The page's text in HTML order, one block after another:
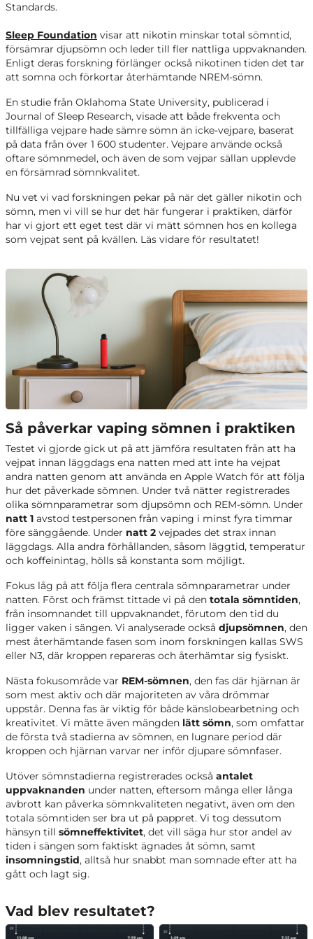
Standards.
Sleep Foundation visar att nikotin minskar total sömntid,
försämrar djupsömn och leder till fler nattliga uppvaknanden.
Enligt deras forskning förlänger också nikotinen tiden det tar
att somna och förkortar återhämtande NREM-sömn.
En studie från Oklahoma State University, publicerad i
Journal of Sleep Research, visade att både frekventa och
tillfälliga vejpare hade sämre sömn än icke-vejpare, baserat
på data från över 1 600 studenter. Vejpare använde också
oftare sömnmedel, och även de som vejpar sällan upplevde
en försämrad sömnkvalitet.
Nu vet vi vad forskningen pekar på när det gäller nikotin och
sömn, men vi vill se hur det här fungerar i praktiken, därför
har vi gjort ett eget test där vi mätt sömnen hos en kollega
som vejpat sent på kvällen. Läs vidare för resultatet!
Så påverkar vaping sömnen i praktiken
Testet vi gjorde gick ut på att jämföra resultaten från att ha
vejpat innan läggdags ena natten med att inte ha vejpat
andra natten genom att använda en Apple Watch för att följa
hur det påverkade sömnen. Under två nätter registrerades
olika sömnparametrar som djupsömn och REM-sömn. Under
natt 1 avstod testpersonen från vaping i minst fyra timmar
före sänggående. Under natt 2 vejpades det strax innan
läggdags. Alla andra förhållanden, såsom läggtid, temperatur
och koffeinintag, hölls så konstanta som möjligt.
Fokus låg på att följa flera centrala sömnparametrar under
natten. Först och främst tittade vi på den totala sömntiden,
från insomnandet till uppvaknandet, förutom den tid du
ligger vaken i sängen. Vi analyserade också djupsömnen, den
mest återhämtande fasen som inom forskningen kallas SWS
eller N3, där kroppen repareras och återhämtar sig fysiskt.
Nästa fokusområde var REM-sömnen, den fas där hjärnan är
som mest aktiv och där majoriteten av våra drömmar
uppstår. Denna fas är viktig för både känslobearbetning och
kreativitet. Vi mätte även mängden lätt sömn, som omfattar
de första två stadierna av sömnen, en lugnare period där
kroppen och hjärnan varvar ner inför djupare sömnfaser.
Utöver sömnstadierna registrerades också antalet
uppvaknanden under natten, eftersom många eller långa
avbrott kan påverka sömnkvaliteten negativt, även om den
totala sömntiden ser bra ut på pappret. Vi tog dessutom
hänsyn till sömneffektivitet, det vill säga hur stor andel av
tiden i sängen som faktiskt ägnades åt sömn, samt
insomningstid, alltså hur snabbt man somnade efter att ha
gått och lagt sig.
Vad blev resultatet?